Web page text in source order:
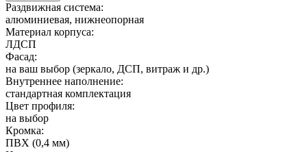
Раздвижная система:
алюминиевая, нижнеопорная
Материал корпуса:
ЛДСП
Фасад:
на ваш выбор (зеркало, ДСП, витраж и др.)
Внутреннее наполнение:
стандартная комплектация
Цвет профиля:
на выбор
Кромка:
ПВХ (0,4 мм)